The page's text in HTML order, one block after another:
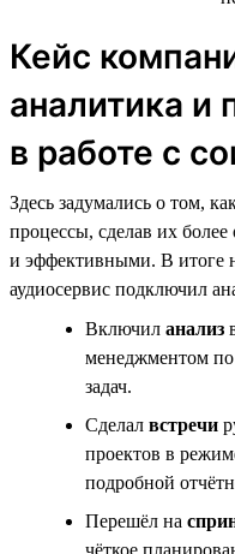
Кейс
аналитика и
в работе с
Здесь задумались о том,
процессы, сделав их
и эффективными. В итоге
аудиосервис подключил
Включил анализ
менеджментом по
задач.
Сделал встречи
проектов в
подробной
Перешёл на
чёткое